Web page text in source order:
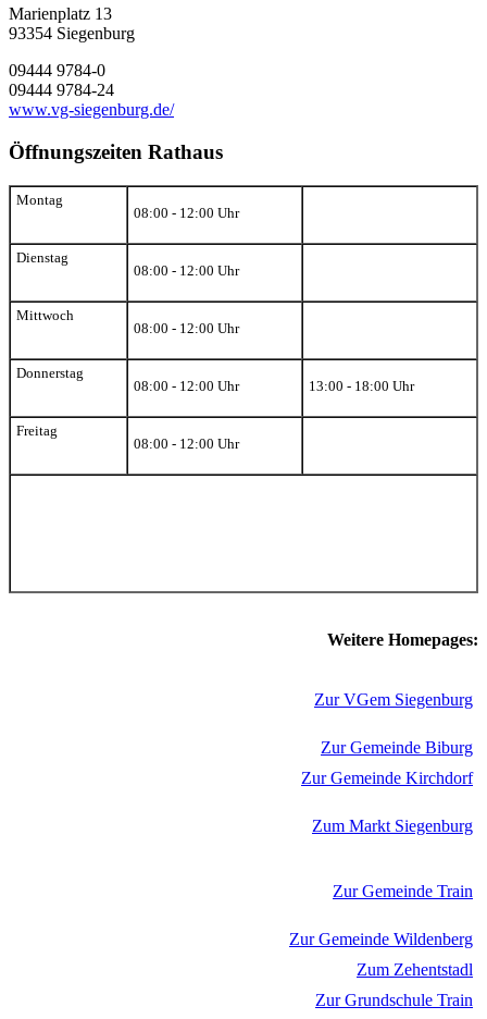
Marienplatz 13
93354 Siegenburg
09444 9784-0
09444 9784-24
www.vg-siegenburg.de/
Öffnungszeiten Rathaus
Montag
08:00 - 12:00 Uhr
Dienstag
08:00 - 12:00 Uhr
Mittwoch
08:00 - 12:00 Uhr
Donnerstag
08:00 - 12:00 Uhr
13:00 - 18:00 Uhr
Freitag
08:00 - 12:00 Uhr
Weitere Homepages:
Zur VGem Siegenburg
Zur Gemeinde Biburg
Zur Gemeinde Kirchdorf
Zum Markt Siegenburg
Zur Gemeinde Train
Zur Gemeinde Wildenberg
Zum Zehentstadl
Zur Grundschule Train